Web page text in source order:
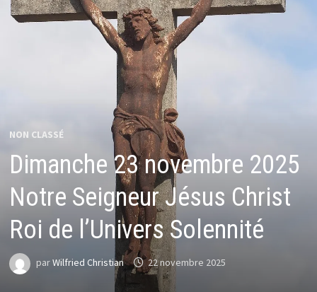
NON CLASSÉ
Dimanche 23 novembre 2025
Notre Seigneur Jésus Christ
Roi de l’Univers Solennité
parWilfried Christian 22 novembre 2025